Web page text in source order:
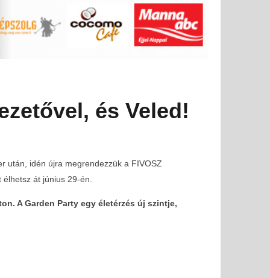
és Veled!
után, idén újra megrendezzük a FIVOSZ
át június 29-én.
A Garden Party egy életérzés új szintje,